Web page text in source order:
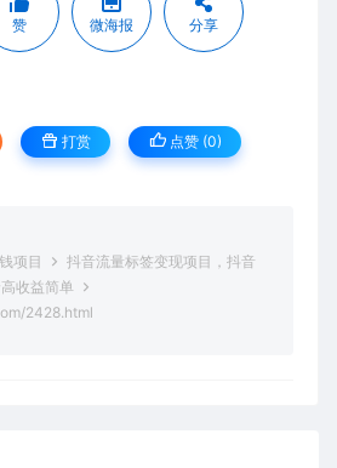
赞 微海报 分享
打赏 点赞 (0)
项目
抖音流量标签变现项目，抖音
收益简单
2428.html